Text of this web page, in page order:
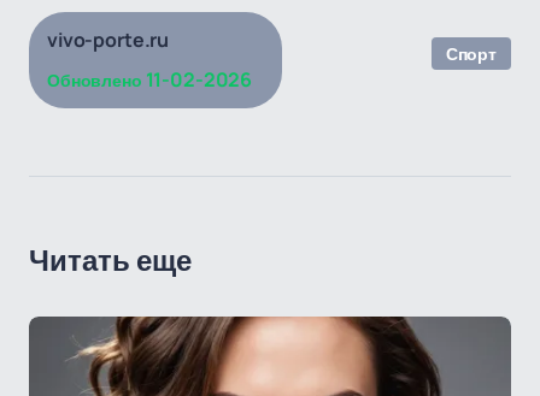
vivo-porte.ru
Обновлено 11-02-2026
Спорт
Читать еще